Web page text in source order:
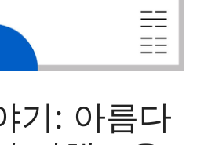
기: 아름다